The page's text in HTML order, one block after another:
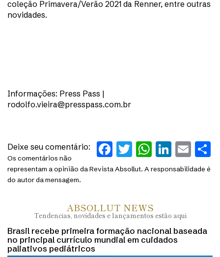
coleção Primavera/Verão 2021 da Renner, entre outras
novidades.
Informações: Press Pass |
rodolfo.vieira@presspass.com.br
Facebook
Twitter
Deixe seu comentário:
Os comentários não
representam a opinião da Revista Absollut. A responsabilidade é
do autor da mensagem.
ABSOLLUT NEWS
Tendencias, novidades e lançamentos estão aqui
Brasil recebe primeira formação nacional baseada
no principal currículo mundial em cuidados
paliativos pediátricos